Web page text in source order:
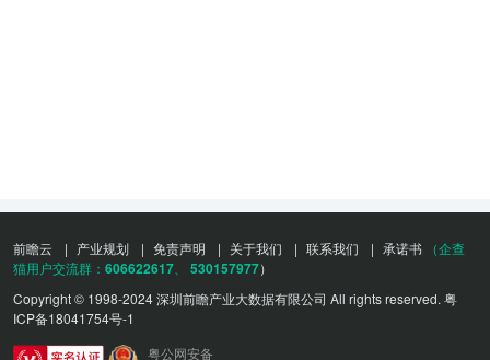
前瞻云 | 产业规划 | 免责声明 | 关于我们 | 联系我们 | 承诺书 （企查
猫用户交流群： 606622617 530157977）
Copyright © 1998-2024 深圳前瞻产业大数据有限公司 All rights reserved. 粤
ICP备18041754号-1
粤公网安备